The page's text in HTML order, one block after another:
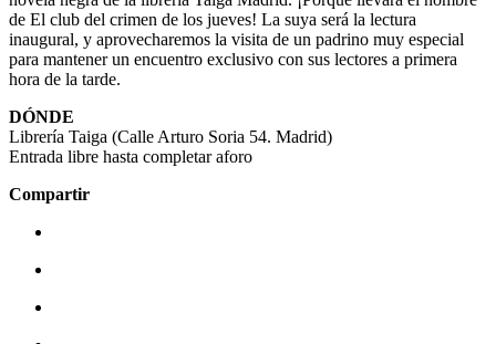
de El club del crimen de los jueves! La suya será la lectura
inaugural, y aprovecharemos la visita de un padrino muy especial
para mantener un encuentro exclusivo con sus lectores a primera
hora de la tarde.
DÓNDE
Librería Taiga (Calle Arturo Soria 54. Madrid)
Entrada libre hasta completar aforo
Compartir